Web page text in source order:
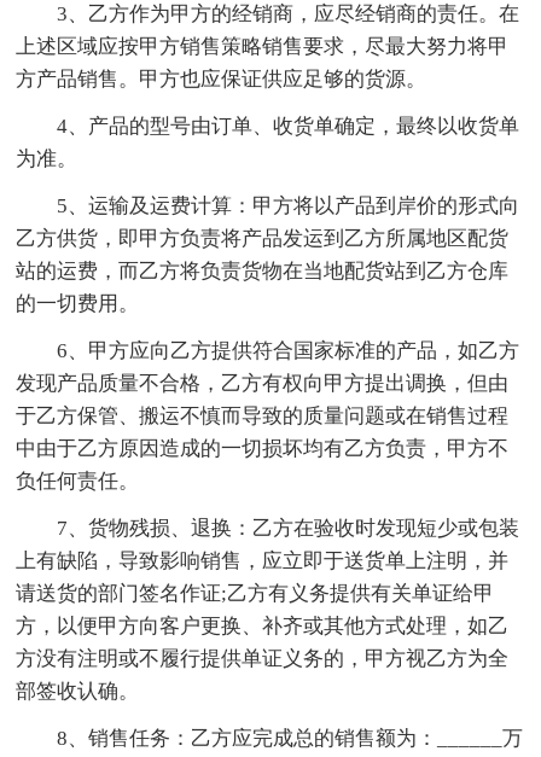
3、乙方作为甲方的经销商，应尽经销商的责任。在
上述区域应按甲方销售策略销售要求，尽最大努力将甲
方产品销售。甲方也应保证供应足够的货源。
4、产品的型号由订单、收货单确定，最终以收货单
为准。
5、运输及运费计算：甲方将以产品到岸价的形式向
乙方供货，即甲方负责将产品发运到乙方所属地区配货
站的运费，而乙方将负责货物在当地配货站到乙方仓库
的一切费用。
6、甲方应向乙方提供符合国家标准的产品，如乙方
发现产品质量不合格，乙方有权向甲方提出调换，但由
于乙方保管、搬运不慎而导致的质量问题或在销售过程
中由于乙方原因造成的一切损坏均有乙方负责，甲方不
负任何责任。
7、货物残损、退换：乙方在验收时发现短少或包装
上有缺陷，导致影响销售，应立即于送货单上注明，并
请送货的部门签名作证;乙方有义务提供有关单证给甲
方，以便甲方向客户更换、补齐或其他方式处理，如乙
方没有注明或不履行提供单证义务的，甲方视乙方为全
部签收认确。
8、销售任务：乙方应完成总的销售额为：______万